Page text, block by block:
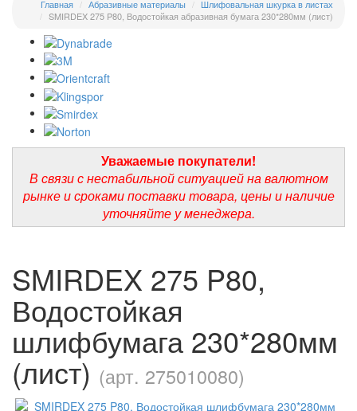
Главная Абразивные материалы
Шлифовальная шкурка в листах
SMIRDEX 275 P80, Водостойкая абразивная бумага 230*280мм (лист)
Уважаемые покупатели!
В связи с нестабильной ситуацией на валютном
рынке и сроками поставки товара, цены и наличие
уточняйте у менеджера.
SMIRDEX 275 P80,
Водостойкая
шлифбумага 230*280мм
(лист) (арт. 275010080)